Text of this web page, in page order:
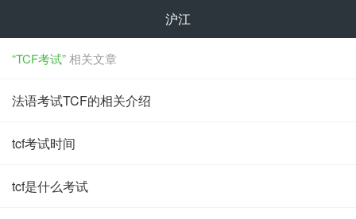
沪江
“TCF考试”相关文章
法语考试TCF的相关介绍
tcf考试时间
tcf是什么考试